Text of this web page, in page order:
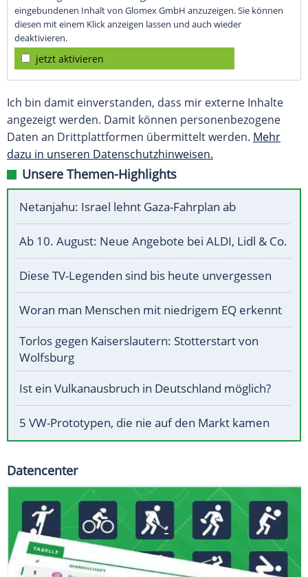
eingebundenen Inhalt von Glomex GmbH anzuzeigen. Sie können
diesen mit einem Klick anzeigen lassen und auch wieder
deaktivieren.
jetzt aktivieren
Ich bin damit einverstanden, dass mir externe Inhalte
angezeigt werden. Damit können personenbezogene
Daten an Drittplattformen übermittelt werden. Mehr
dazu in unseren Datenschutzhinweisen.
Unsere Themen-Highlights
Netanjahu: Israel lehnt Gaza-Fahrplan ab
Ab 10. August: Neue Angebote bei ALDI, Lidl & Co.
Diese TV-Legenden sind bis heute unvergessen
Woran man Menschen mit niedrigem EQ erkennt
Torlos gegen Kaiserslautern: Stotterstart von
Wolfsburg
Ist ein Vulkanausbruch in Deutschland möglich?
5 VW-Prototypen, die nie auf den Markt kamen
Datencenter